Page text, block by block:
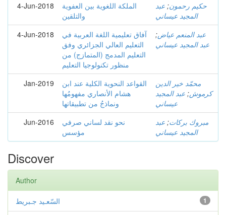
4-Jun-2018
الملكة اللغوية بين العفوية
والتلقين
حكيم رحمون; عبد
المجيد عيساني
4-Jun-2018
آفاق تعليمية اللغة العربية في
التعليم العالي الجزائري وفق
التعليم المدمج (المتمازج) من
منظور تكنولوجيا التعليم
عبد المنعم عياض;
عبد المجيد عيساني
Jan-2019
القواعد النحوية الكلية عند ابن
هشام الأنصاري مفهومُها
ونماذجُ من تطبيقاتها
محمّد خير الدين
كرموش; عبد المجيد
عيساني
Jun-2016
نحو نقد لساني صرفي
مؤسس
مبروك بركات; عبد
المجيد عيساني
Discover
Author
1 السّعـيد جـبريط